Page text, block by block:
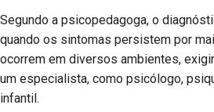
Segundo a psicopedagoga, o
quando os sintomas persistem por
ocorrem em diversos ambientes,
um especialista, como psicólogo,
infantil.